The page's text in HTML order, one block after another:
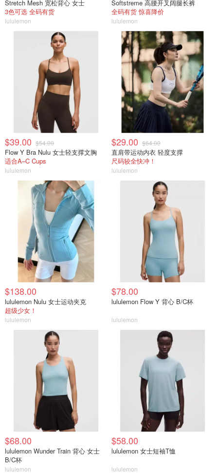
Stretch Mesh 宽松背心 女士
3色可选 全码有货
lululemon
Softstreme 高腰开叉阔腿长裤
全码有货 惊喜降价
lululemon
$39.00 $54.00
Flow Y Bra Nulu 女士轻支撑文胸
适合A–C Cups
lululemon
$29.00 $64.00
直肩带运动内衣 轻度支撑
尺码较全快冲！
lululemon
$138.00
lululemon Nulu 女士运动夹克
超级少女！
lululemon
$78.00
lululemon Flow Y 背心 B/C杯
lululemon
$68.00
lululemon Wunder Train 背心 女士
B/C杯
lululemon
$58.00
lululemon 女士短袖T恤
lululemon